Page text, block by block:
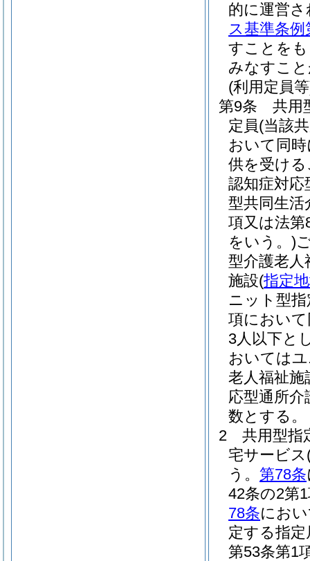
的に運営
ス基準条例
すことを
みなすこ
(利用定員
第9条
共用
定員(当該
おいて同
供を受け
認知症対応
型共同生活
項又は法
をいう。)
型介護老人
施設(指定
ニット型
項におい
3人以下と
おいては
老人福祉施
応型通所
数とする。
2
共用型指
宅サービス
う。 第78条
42条の2第
78条にお
定する指
第53条第1